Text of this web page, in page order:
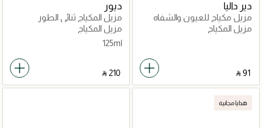
دير داليا
مزيل مكياج للعيون والشفاه
سكين كوندشنينغ
مزيل المكياج
‎ ⃁ ⁦91⁩ ‎
ديور
مزيل المكياج ثنائي الطور
OFF/ON
مزيل المكياج
125ml
‎ ⃁ ⁦210⁩ ‎
هدايا مجانية